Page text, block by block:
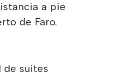
a pie
de Faro.
de suites